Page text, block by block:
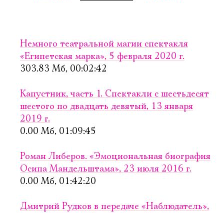
Немного театральной магии спектакля
«Египетская марка», 5 февраля 2020 г.
303.83 Мб, 00:02:42
Капустник, часть 1. Спектакли с шестьдесят
шестого по двадцать девятый, 13 января
2019 г.
0.00 Мб, 01:09:45
Роман Либеров. «Эмоциональная биография
Осипа Мандельштама», 23 июля 2016 г.
0.00 Мб, 01:42:20
Дмитрий Рудков в передаче «Наблюдатель»,